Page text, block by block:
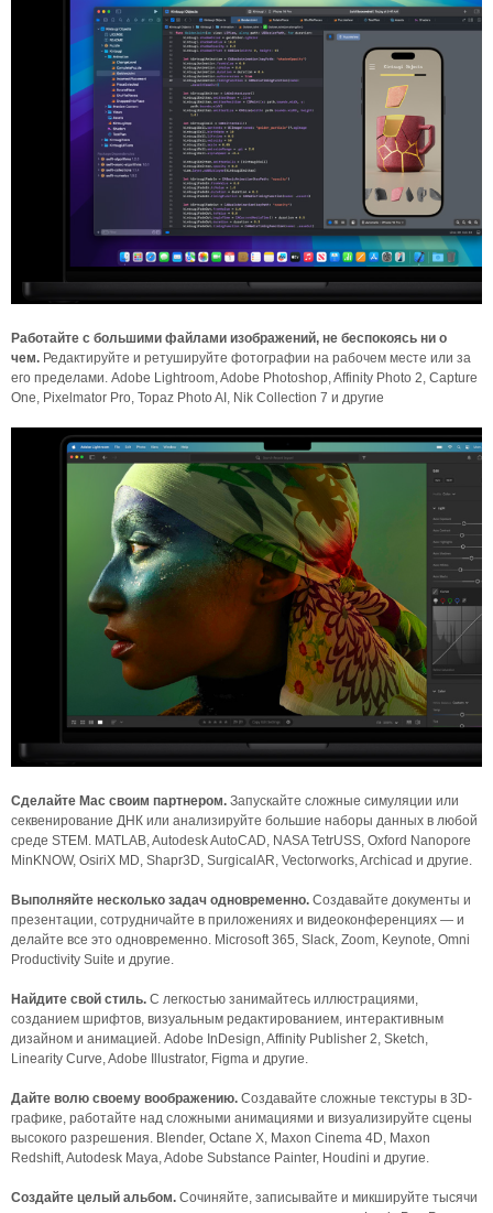
Работайте с большими файлами изображений, не беспокоясь ни о
чем. Редактируйте и ретушируйте фотографии на рабочем месте или за
его пределами. Adobe Lightroom, Adobe Photoshop, Affinity Photo 2, Capture
One, Pixelmator Pro, Topaz Photo AI, Nik Collection 7 и другие
Сделайте Mac своим партнером. Запускайте сложные симуляции или
секвенирование ДНК или анализируйте большие наборы данных в любой
среде STEM. MATLAB, Autodesk AutoCAD, NASA TetrUSS, Oxford Nanopore
MinKNOW, OsiriX MD, Shapr3D, SurgicalAR, Vectorworks, Archicad и другие.
Выполняйте несколько задач одновременно. Создавайте документы и
презентации, сотрудничайте в приложениях и видеоконференциях — и
делайте все это одновременно. Microsoft 365, Slack, Zoom, Keynote, Omni
Productivity Suite и другие.
Найдите свой стиль. С легкостью занимайтесь иллюстрациями,
созданием шрифтов, визуальным редактированием, интерактивным
дизайном и анимацией. Adobe InDesign, Affinity Publisher 2, Sketch,
Linearity Curve, Adobe Illustrator, Figma и другие.
Дайте волю своему воображению. Создавайте сложные текстуры в 3D-
графике, работайте над сложными анимациями и визуализируйте сцены
высокого разрешения. Blender, Octane X, Maxon Cinema 4D, Maxon
Redshift, Autodesk Maya, Adobe Substance Painter, Houdini и другие.
Создайте целый альбом. Сочиняйте, записывайте и микшируйте тысячи